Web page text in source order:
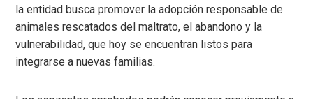
la entidad busca promover la adopción responsable de
animales rescatados del maltrato, el abandono y la
vulnerabilidad, que hoy se encuentran listos para
integrarse a nuevas familias.